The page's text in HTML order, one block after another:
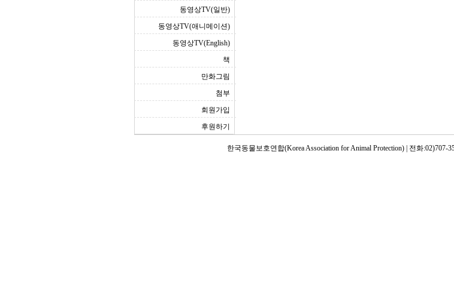
동영상TV(일반)
동영상TV(애니메이션)
동영상TV(English)
책
만화그림
첨부
회원가입
후원하기
한국동물보호연합(Korea Association for Animal Protection) | 전화:02)707-